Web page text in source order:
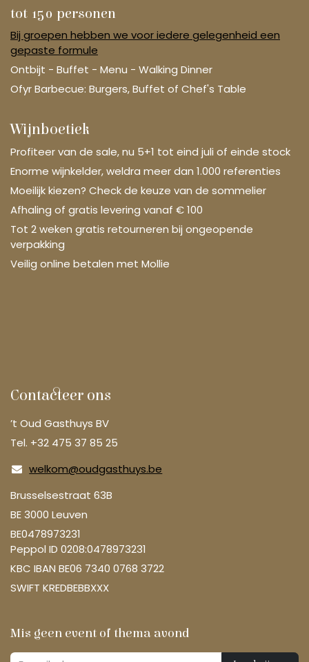
tot 150 personen
Bij groepen hebben we voor iedere gelegenheid een
gepaste formule
Ontbijt - Buffet - Menu - Walking Dinner
Ofyr Barbecue: Burgers, Buffet of Chef's Table
Wijnboetiek
Profiteer van de sale, nu 5+1 tot eind juli of einde stock
Enorme wijnkelder, weldra meer dan 1.000 referenties
Moeilijk kiezen? Check de keuze van de sommelier
Afhaling of gratis levering vanaf € 100
Tot 2 weken gratis retourneren bij ongeopende
verpakking
Veilig online betalen met Mollie
Contacteer ons
’t Oud Gasthuys BV
Tel. +32 475 37 85 25
welkom@oudgasthuys.be
Brusselsestraat 63B
BE 3000 Leuven
BE0478973231
Peppol ID 0208:0478973231
KBC IBAN BE06 7340 0768 3722
SWIFT KREDBEBBXXX
Mis geen event of thema avond